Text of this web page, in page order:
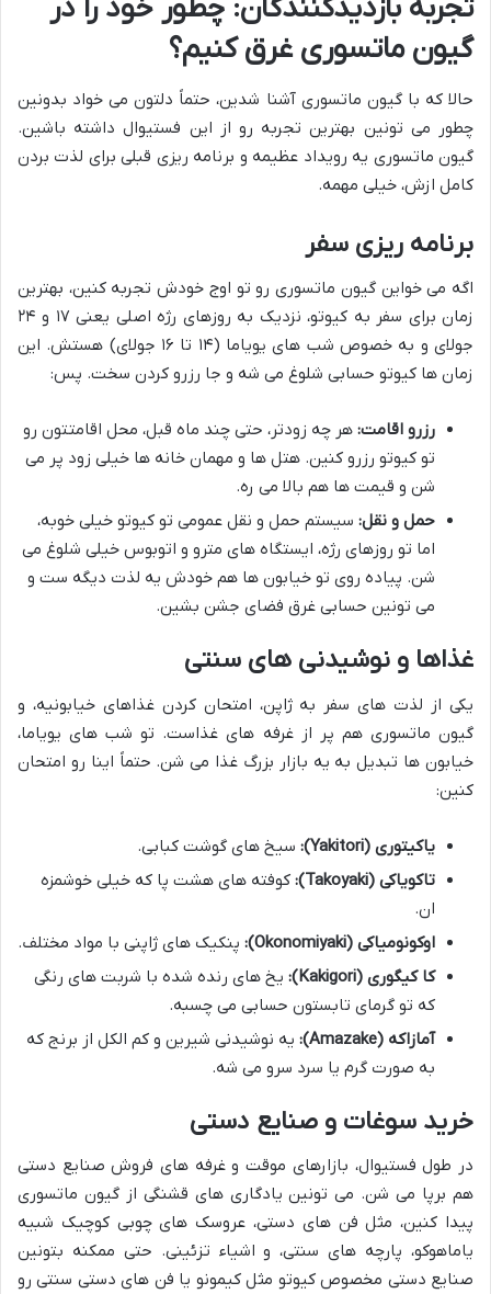
تجربه بازدیدکنندگان: چطور خود را در
گیون ماتسوری غرق کنیم؟
حالا که با گیون ماتسوری آشنا شدین، حتماً دلتون می خواد بدونین
چطور می تونین بهترین تجربه رو از این فستیوال داشته باشین.
گیون ماتسوری یه رویداد عظیمه و برنامه ریزی قبلی برای لذت بردن
کامل ازش، خیلی مهمه.
برنامه ریزی سفر
اگه می خواین گیون ماتسوری رو تو اوج خودش تجربه کنین، بهترین
زمان برای سفر به کیوتو، نزدیک به روزهای رژه اصلی یعنی ۱۷ و ۲۴
جولای و به خصوص شب های یویاما (۱۴ تا ۱۶ جولای) هستش. این
زمان ها کیوتو حسابی شلوغ می شه و جا رزرو کردن سخت. پس:
رزرو اقامت: هر چه زودتر، حتی چند ماه قبل، محل اقامتتون رو
تو کیوتو رزرو کنین. هتل ها و مهمان خانه ها خیلی زود پر می
شن و قیمت ها هم بالا می ره.
حمل و نقل: سیستم حمل و نقل عمومی تو کیوتو خیلی خوبه،
اما تو روزهای رژه، ایستگاه های مترو و اتوبوس خیلی شلوغ می
شن. پیاده روی تو خیابون ها هم خودش یه لذت دیگه ست و
می تونین حسابی غرق فضای جشن بشین.
غذاها و نوشیدنی های سنتی
یکی از لذت های سفر به ژاپن، امتحان کردن غذاهای خیابونیه، و
گیون ماتسوری هم پر از غرفه های غذاست. تو شب های یویاما،
خیابون ها تبدیل به یه بازار بزرگ غذا می شن. حتماً اینا رو امتحان
کنین:
یاکیتوری (Yakitori):
سیخ های گوشت کبابی.
تاکویاکی (Takoyaki):
کوفته های هشت پا که خیلی خوشمزه
ان.
اوکونومیاکی (Okonomiyaki):
پنکیک های ژاپنی با مواد مختلف.
کا کیگوری (Kakigori):
یخ های رنده شده با شربت های رنگی
که تو گرمای تابستون حسابی می چسبه.
آمازاکه (Amazake):
یه نوشیدنی شیرین و کم الکل از برنج که
به صورت گرم یا سرد سرو می شه.
خرید سوغات و صنایع دستی
در طول فستیوال، بازارهای موقت و غرفه های فروش صنایع دستی
هم برپا می شن. می تونین یادگاری های قشنگی از گیون ماتسوری
پیدا کنین، مثل فن های دستی، عروسک های چوبی کوچیک شبیه
یاماهوکو، پارچه های سنتی، و اشیاء تزئینی. حتی ممکنه بتونین
صنایع دستی مخصوص کیوتو مثل کیمونو یا فن های دستی سنتی رو